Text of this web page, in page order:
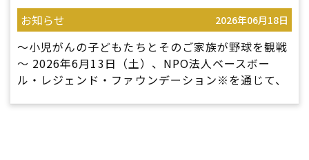
お知らせ 2026年06月18日
～小児がんの子どもたちとそのご家族が野球を観戦
～ 2026年6月13日（土）、NPO法人ベースボー
ル・レジェンド・ファウンデーション※を通じて、